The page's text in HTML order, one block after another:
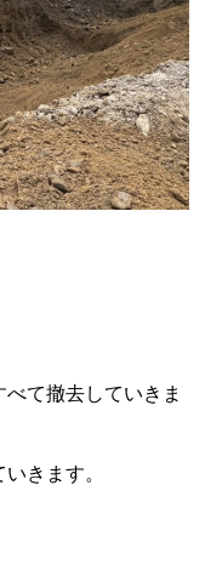
て撤去していきま
きます。